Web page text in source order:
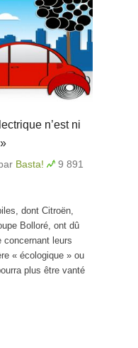
n’est ni
Basta!
9 891
dont Citroën,
Bolloré, ont dû
concernant leurs
« écologique » ou
plus être vanté